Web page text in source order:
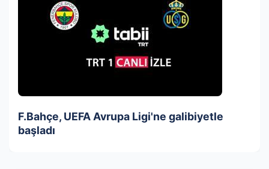
F.Bahçe, UEFA Avrupa Ligi'ne galibiyetle
başladı